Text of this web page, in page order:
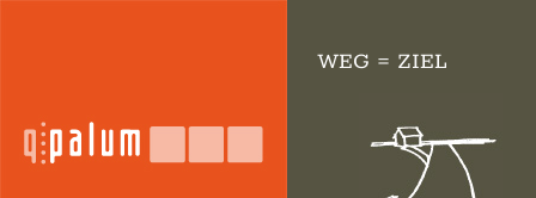
WEG = ZIEL